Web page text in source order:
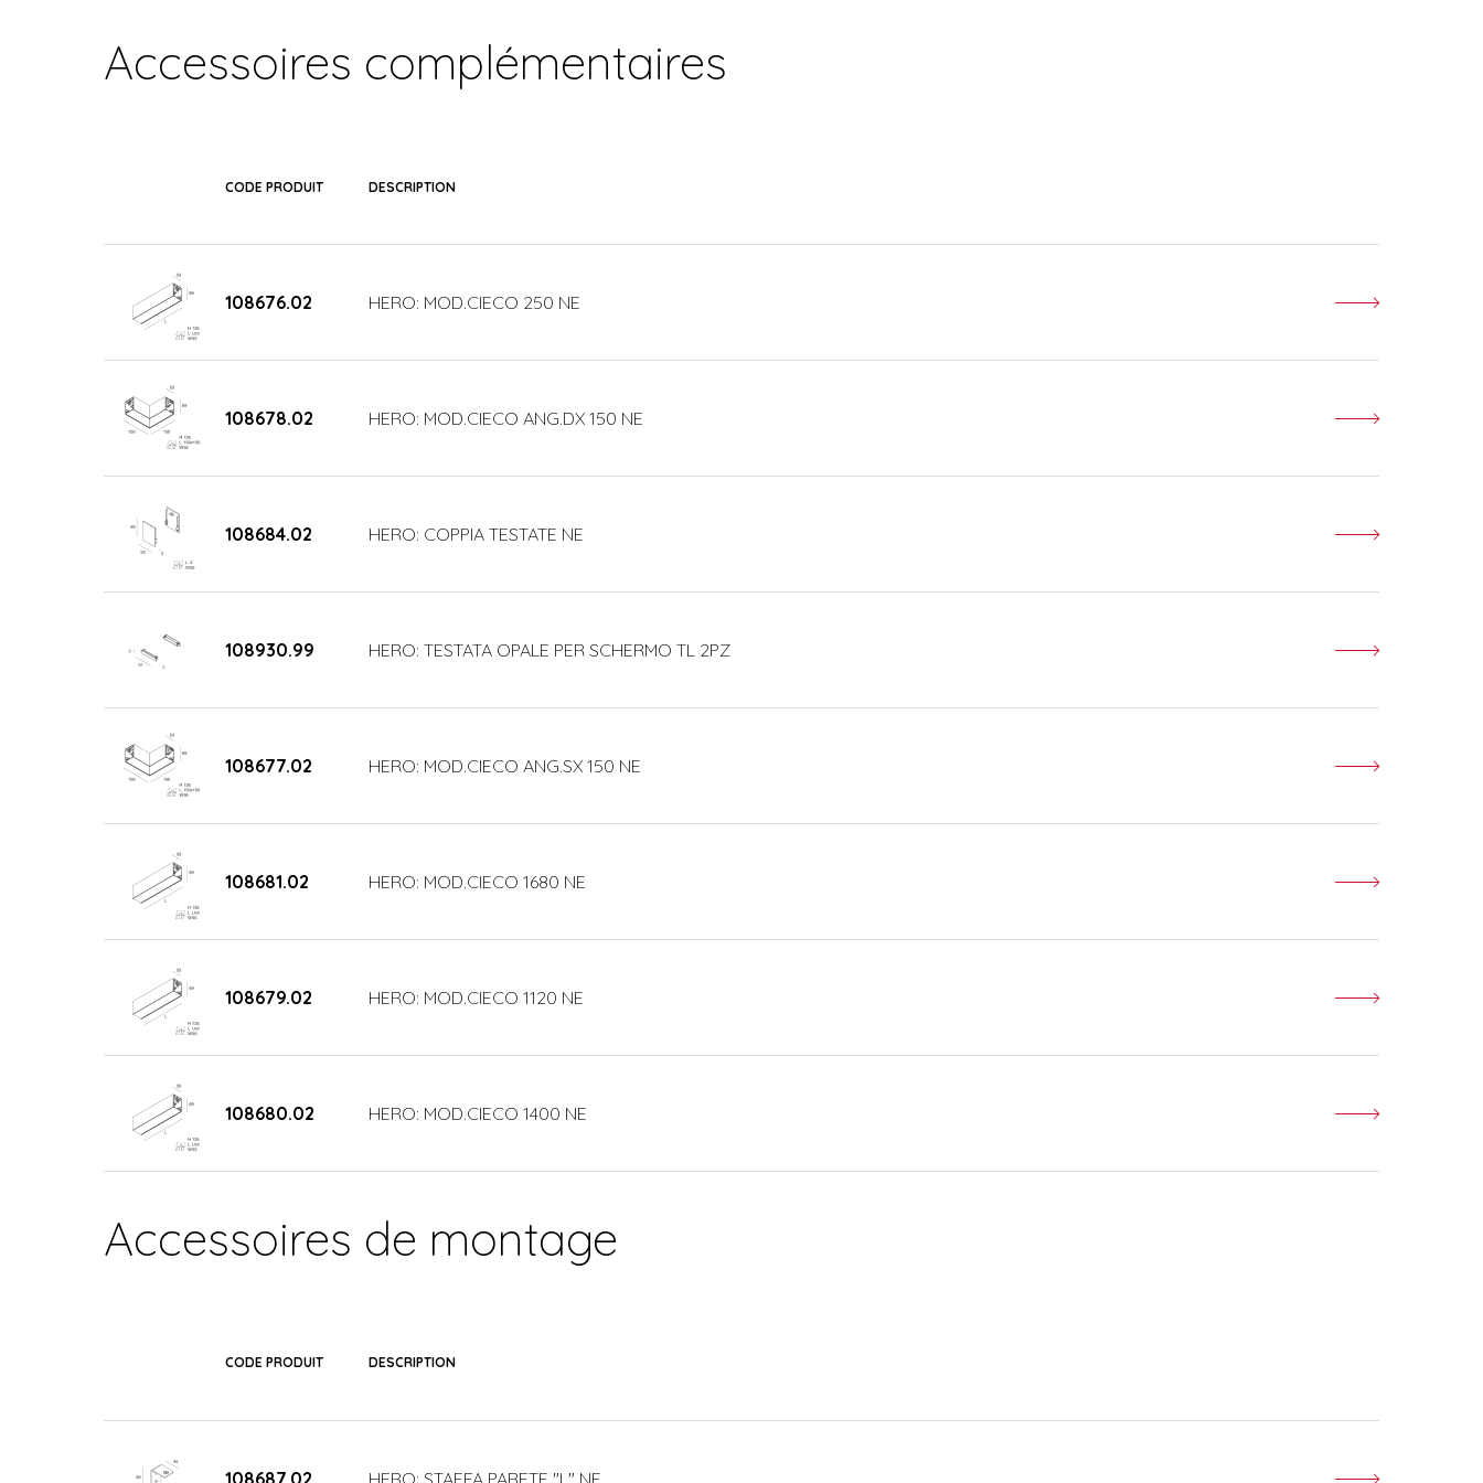
Accessoires complémentaires
CODE PRODUIT DESCRIPTION
108676.02 HERO: MOD.CIECO 250 NE
108678.02 HERO: MOD.CIECO ANG.DX 150 NE
108684.02 HERO: COPPIA TESTATE NE
108930.99 HERO: TESTATA OPALE PER SCHERMO TL 2PZ
108677.02 HERO: MOD.CIECO ANG.SX 150 NE
108681.02 HERO: MOD.CIECO 1680 NE
108679.02 HERO: MOD.CIECO 1120 NE
108680.02 HERO: MOD.CIECO 1400 NE
Accessoires de montage
CODE PRODUIT DESCRIPTION
108687.02 HERO: STAFFA PARETE "L" NE